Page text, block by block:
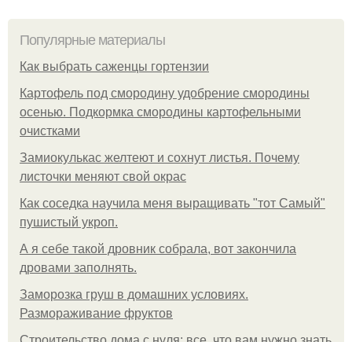
Популярные материалы
Как выбрать саженцы гортензии
Картофель под смородину удобрение смородины
осенью. Подкормка смородины картофельными
очистками
Замиокулькас желтеют и сохнут листья. Почему
листочки меняют свой окрас
Как соседка научила меня выращивать "тот Самый"
пушистый укроп.
А я себе такой дровник собрала, вот закончила
дровами заполнять.
Заморозка груш в домашних условиях.
Размораживание фруктов